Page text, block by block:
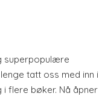
superpopulære
tatt oss med inn i
flere bøker. Nå åpner